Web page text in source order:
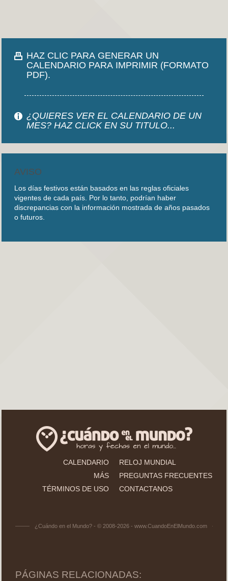
HAZ CLIC PARA GENERAR UN
CALENDARIO PARA IMPRIMIR (FORMATO
PDF).
¿QUIERES VER EL CALENDARIO DE UN
MES? HAZ CLICK EN SU TITULO...
AVISO
Los días festivos están basados en las reglas oficiales
vigentes de cada país. Por lo tanto, podrían haber
discrepancias con la información mostrada de años pasados
o futuros.
CALENDARIO
RELOJ MUNDIAL
MÁS
PREGUNTAS FRECUENTES
TÉRMINOS DE USO
CONTACTANOS
¿Cuándo en el Mundo? - © 2008-2026 - www.CuandoEnElMundo.com
PÁGINAS RELACIONADAS: